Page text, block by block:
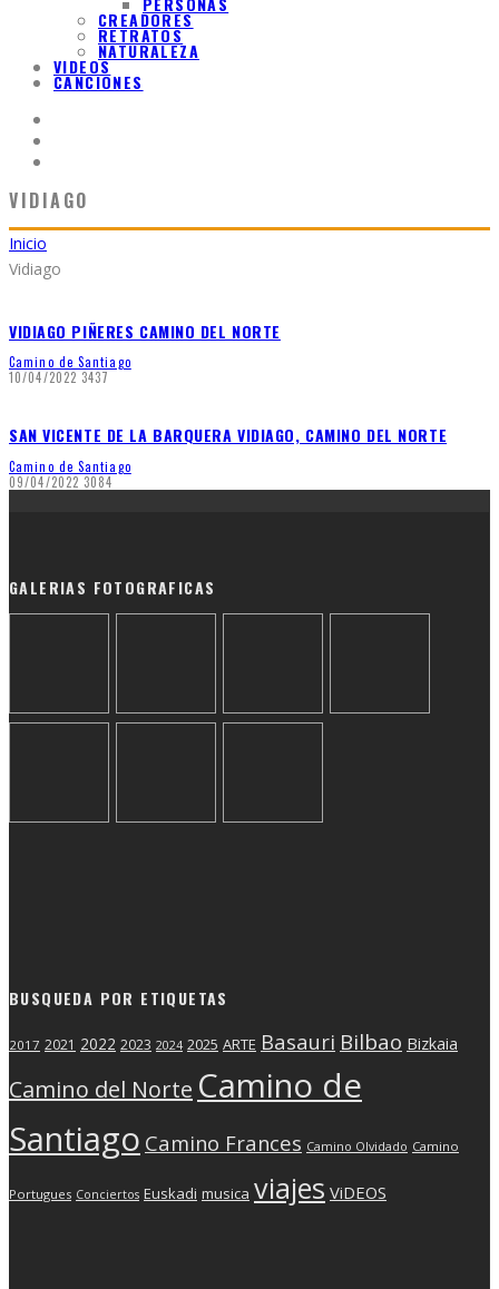
CREADORES
RETRATOS
NATURALEZA
VIDEOS
CANCIONES
VIDIAGO
Inicio
Vidiago
VIDIAGO PIÑERES CAMINO DEL NORTE
Camino de Santiago
10/04/2022 3437
SAN VICENTE DE LA BARQUERA VIDIAGO, CAMINO DEL NORTE
Camino de Santiago
09/04/2022 3084
GALERIAS FOTOGRAFICAS
BUSQUEDA POR ETIQUETAS
2017 2021 2022 2023 2024 2025 ARTE Basauri Bilbao Bizkaia
Camino del Norte Camino de
Santiago Camino Frances Camino Olvidado Camino
Portugues Conciertos Euskadi musica viajes ViDEOS